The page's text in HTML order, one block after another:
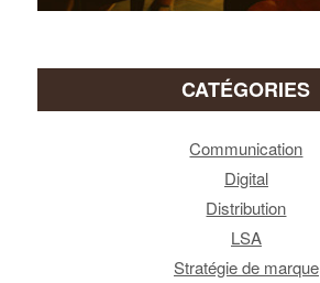
CATÉGORIES
Communication
Digital
Distribution
LSA
Stratégie de marque